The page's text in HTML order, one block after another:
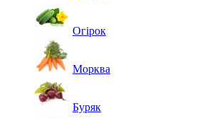
Огірок
Морква
Буряк